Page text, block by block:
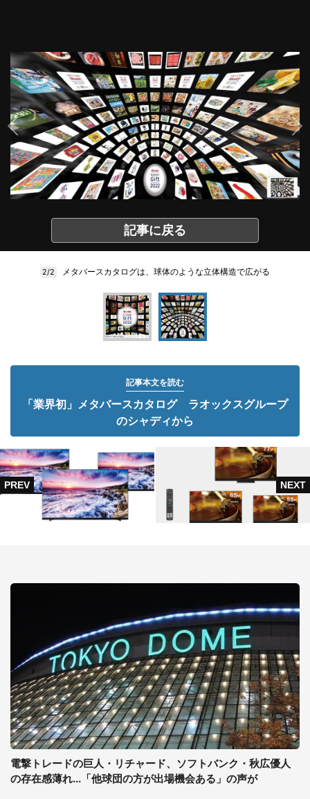
記事に戻る
2/2 メタバースカタログは、球体のような立体構造で広がる
記事本文を読む
「業界初」メタバースカタログ ラオックスグループ
のシャディから
電撃トレードの巨人・リチャード、ソフトバンク・秋広優人
の存在感薄れ...「他球団の方が出場機会ある」の声が